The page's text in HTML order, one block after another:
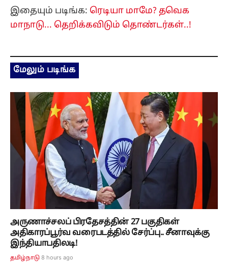
இதையும் படிங்க: ரெடியா மாமே? தவெக
மாநாடு... தெறிக்கவிடும் தொண்டர்கள்..!
மேலும் படிங்க
அருணாச்சலப் பிரதேசத்தின் 27 பகுதிகள்
அதிகாரப்பூர்வ வரைபடத்தில் சேர்ப்பு.. சீனாவுக்கு
இந்தியாபதிலடி!
தமிழ்நாடு 8 hours ago